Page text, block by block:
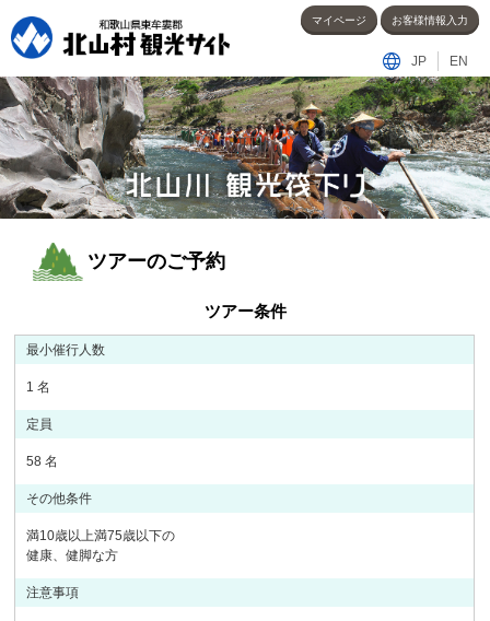
JP EN
マイページ お客様情報入力
ツアーのご予約
ツアー条件
最小催行人数
1 名
定員
58 名
その他条件
満10歳以上満75歳以下の
健康、健脚な方
注意事項